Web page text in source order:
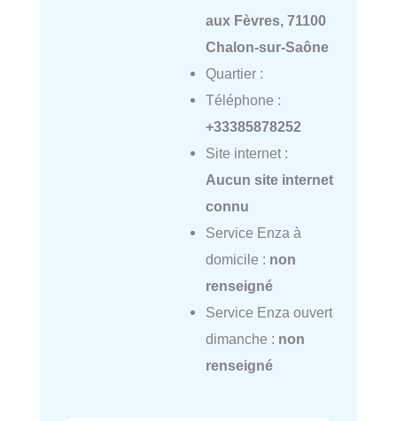
aux Fèvres, 71100
Chalon-sur-Saône
Quartier :
Téléphone :
+33385878252
Site internet :
Aucun site internet
connu
Service Enza à
domicile : non
renseigné
Service Enza ouvert
dimanche : non
renseigné